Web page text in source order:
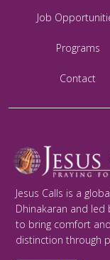
Job
Programs
Contact
Jesus Calls is a
Dhinakaran and led
to bring comfort
distinction through